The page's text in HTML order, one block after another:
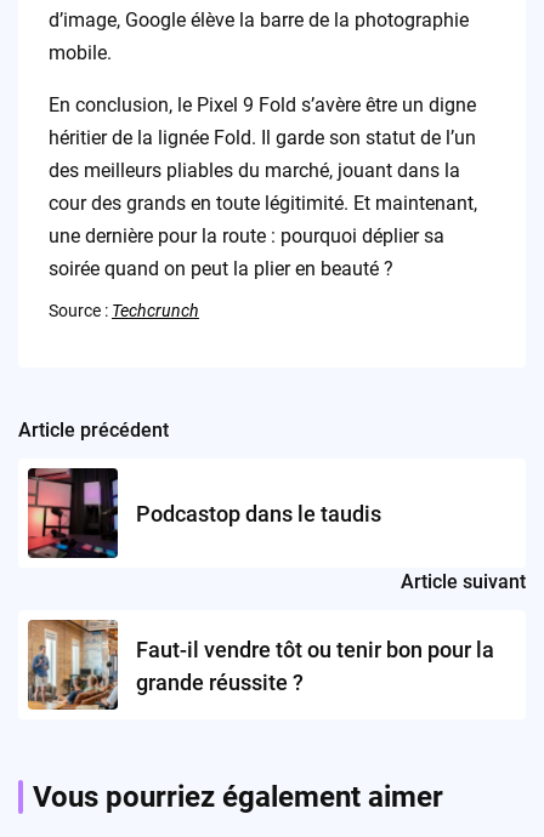
d’image, Google élève la barre de la photographie
mobile.
En conclusion, le Pixel 9 Fold s’avère être un digne
héritier de la lignée Fold. Il garde son statut de l’un
des meilleurs pliables du marché, jouant dans la
cour des grands en toute légitimité. Et maintenant,
une dernière pour la route : pourquoi déplier sa
soirée quand on peut la plier en beauté ?
Source : Techcrunch
Post
navigation
Article précédent
Podcastop dans le taudis
Article suivant
Faut-il vendre tôt ou tenir bon pour la
grande réussite ?
Vous pourriez également aimer